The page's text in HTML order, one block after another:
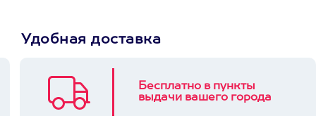
Удобная доставка
Бесплатно в пункты
выдачи вашего города